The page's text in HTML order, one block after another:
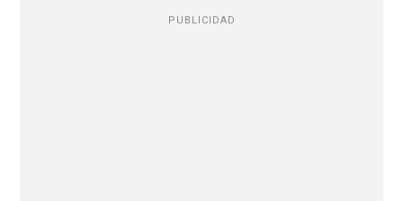
PUBLICIDAD